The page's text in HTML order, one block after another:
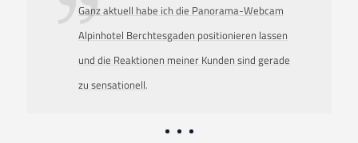
Ganz aktuell habe ich die Panorama-Webcam
Alpinhotel Berchtesgaden positionieren lassen
und die Reaktionen meiner Kunden sind gerade
zu sensationell.